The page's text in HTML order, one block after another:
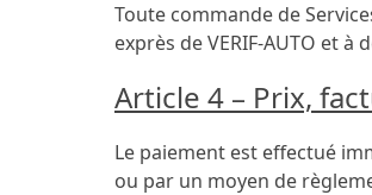
Toute commande de
exprès de VERIF-AUTO et
Article 4 – Prix,
Le paiement est effectué
ou par un moyen de